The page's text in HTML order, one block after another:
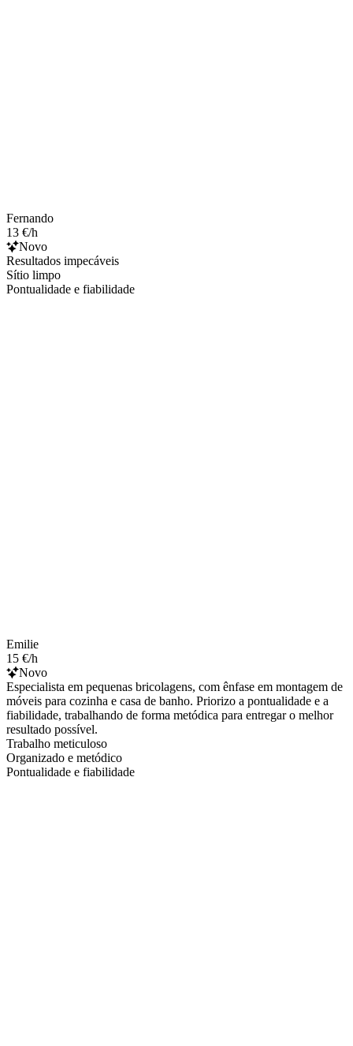
Fernando
13 €/h
Novo
Resultados impecáveis
Sítio limpo
Pontualidade e fiabilidade
Emilie
15 €/h
Novo
Especialista em pequenas bricolagens, com ênfase em montagem de
móveis para cozinha e casa de banho. Priorizo a pontualidade e a
fiabilidade, trabalhando de forma metódica para entregar o melhor
resultado possível.
Trabalho meticuloso
Organizado e metódico
Pontualidade e fiabilidade